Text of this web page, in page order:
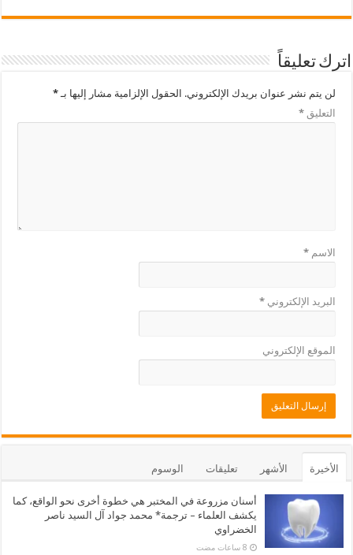
اترك تعليقاً
لن يتم نشر عنوان بريدك الإلكتروني. الحقول الإلزامية مشار إليها بـ*
التعليق*
الاسم*
البريد الإلكتروني*
الموقع الإلكتروني
الأخيرة الأشهر تعليقات الوسوم
أسنان مزروعة في المختبر هي خطوة أخرى نحو الواقع، كما
يكشف العلماء – ترجمة* محمد جواد آل السيد ناصر
الخضراوي